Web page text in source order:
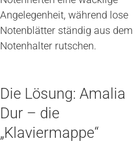
Angelegenheit, während lose
Notenblätter ständig aus dem
Notenhalter rutschen.
Die Lösung: Amalia
Dur – die
„Klaviermappe“